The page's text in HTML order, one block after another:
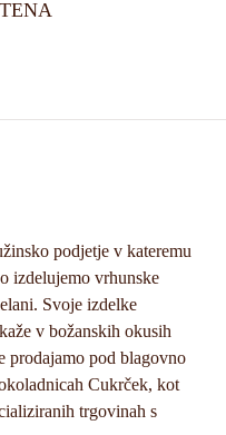
podjetje v kateremu
izdelujemo vrhunske
Svoje izdelke
v božanskih okusih
prodajamo pod blagovno
Cukrček, kot
trgovinah s